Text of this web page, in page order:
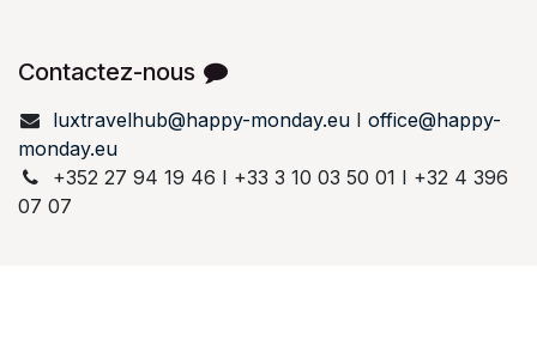
Contactez-nous
luxtravelhub@happy-monday.euI office@happy-
monday.eu
+352 27 94 19 46 I +33 3 10 03 50 01 I +32 4 396
07 07